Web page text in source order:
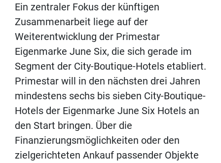
Ein zentraler Fokus der künftigen
Zusammenarbeit liege auf der
Weiterentwicklung der Primestar
Eigenmarke June Six, die sich gerade im
Segment der City-Boutique-Hotels etabliert.
Primestar will in den nächsten drei Jahren
mindestens sechs bis sieben City-Boutique-
Hotels der Eigenmarke June Six Hotels an
den Start bringen. Über die
Finanzierungsmöglichkeiten oder den
zielgerichteten Ankauf passender Objekte